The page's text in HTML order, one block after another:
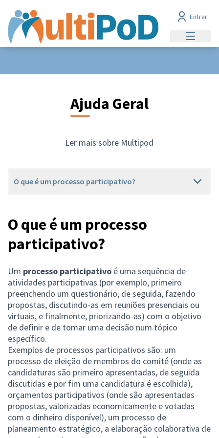
Menu
Entrar
Ajuda Geral
Ler mais sobre Multipod
O que é um processo participativo?
O que é um processo
participativo?
Um processo participativo é uma sequência de
atividades participativas (por exemplo, primeiro
preenchendo um questionário, de seguida, fazendo
propostas, discutindo-as em reuniões presenciais ou
virtuais, e finalmente, priorizando-as) com o objetivo
de definir e de tomar uma decisão num tópico
específico.
Exemplos de processos participativos são: um
processo de eleição de membros do comité (onde as
candidaturas são primeiro apresentadas, de seguida
discutidas e por fim uma candidatura é escolhida),
orçamentos participativos (onde são apresentadas
propostas, valorizadas economicamente e votadas
com o dinheiro disponível), um processo de
planeamento estratégico, a elaboração colaborativa de